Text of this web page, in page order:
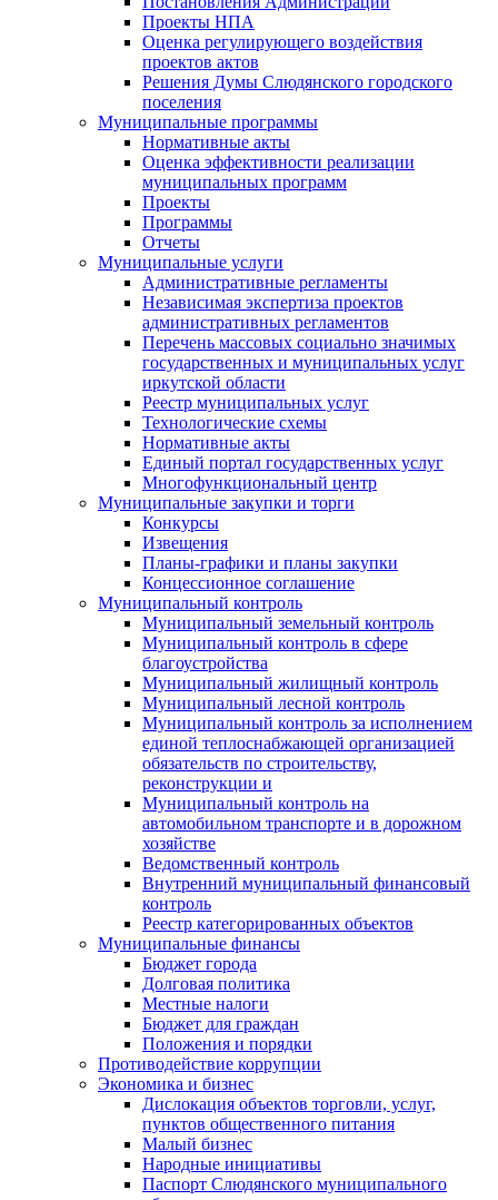
Проекты НПА
Оценка регулирующего воздействия
проектов актов
Решения Думы Слюдянского городского
поселения
Муниципальные программы
Нормативные акты
Оценка эффективности реализации
муниципальных программ
Проекты
Программы
Отчеты
Муниципальные услуги
Административные регламенты
Независимая экспертиза проектов
административных регламентов
Перечень массовых социально значимых
государственных и муниципальных услуг
иркутской области
Реестр муниципальных услуг
Технологические схемы
Нормативные акты
Единый портал государственных услуг
Многофункциональный центр
Муниципальные закупки и торги
Конкурсы
Извещения
Планы-графики и планы закупки
Концессионное соглашение
Муниципальный контроль
Муниципальный земельный контроль
Муниципальный контроль в сфере
благоустройства
Муниципальный жилищный контроль
Муниципальный лесной контроль
Муниципальный контроль за исполнением
единой теплоснабжающей организацией
обязательств по строительству,
реконструкции и
Муниципальный контроль на
автомобильном транспорте и в дорожном
хозяйстве
Ведомственный контроль
Внутренний муниципальный финансовый
контроль
Реестр категорированных объектов
Муниципальные финансы
Бюджет города
Долговая политика
Местные налоги
Бюджет для граждан
Положения и порядки
Противодействие коррупции
Экономика и бизнес
Дислокация объектов торговли, услуг,
пунктов общественного питания
Малый бизнес
Народные инициативы
Паспорт Слюдянского муниципального